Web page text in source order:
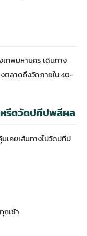
ทพมหานคร เดินทาง
ตลาดถึงวัดภายใน 40-
หรีดวัดปทีปพลีผล
เคยเส้นทางไปวัดปทีป
เช้า